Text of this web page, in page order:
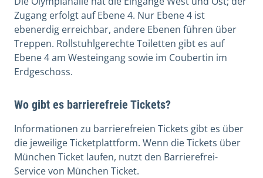
Zugang erfolgt auf Ebene 4. Nur Ebene 4 ist
ebenerdig erreichbar, andere Ebenen führen über
Treppen. Rollstuhlgerechte Toiletten gibt es auf
Ebene 4 am Westeingang sowie im Coubertin im
Erdgeschoss.
Wo gibt es barrierefreie Tickets?
Informationen zu barrierefreien Tickets gibt es über
die jeweilige Ticketplattform. Wenn die Tickets über
München Ticket laufen, nutzt den Barrierefrei-
Service von München Ticket.